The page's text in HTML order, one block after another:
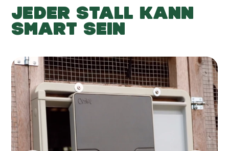
JEDER STALL KANN
SMART SEIN